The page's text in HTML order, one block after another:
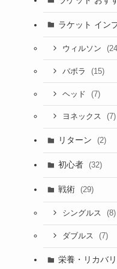
ラケット イン
ウィルソン
バボラ (15)
ヘッド (7)
ヨネックス (7)
リターン (2)
初心者 (32)
戦術 (29)
シングルス (8)
ダブルス (7)
栄養・リカバ